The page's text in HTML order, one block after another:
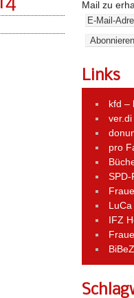
Mail zu
Links
kfd –
pro
SPD-
IFZ
BiBeZ